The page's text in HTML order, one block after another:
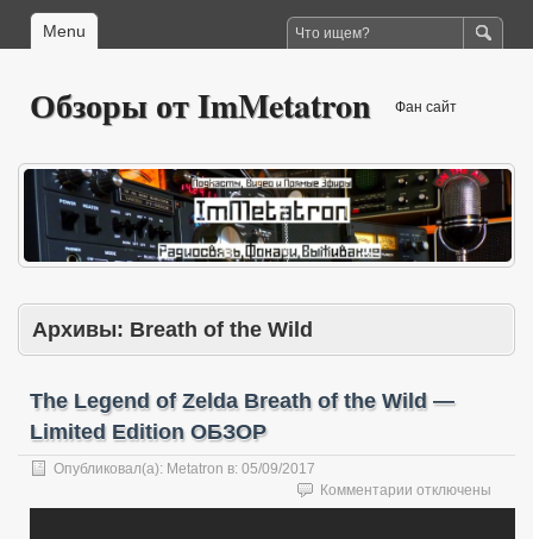
Menu
Обзоры от ImMetatron Фан сайт
Архивы: Breath of the Wild
The Legend of Zelda Breath of the Wild —
Limited Edition ОБЗОР
Опубликовал(а): Metatron в: 05/09/2017
Комментарии к
записи
отключены